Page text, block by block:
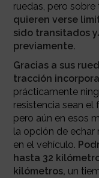
ruedas, pero
quieren verse
sido transitados
previamente.
Gracias a sus
tracción
prácticamente
resistencia sean
pero aún en esos
la opción de
en el vehículo.
hasta 32
kilómetros, un